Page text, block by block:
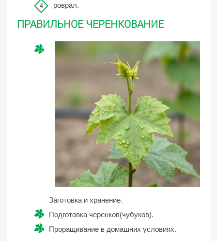
роврал.
ПРАВИЛЬНОЕ ЧЕРЕНКОВАНИЕ
Заготовка и хранение.
Подготовка черенков(чубуков).
Проращивание в домашних условиях.